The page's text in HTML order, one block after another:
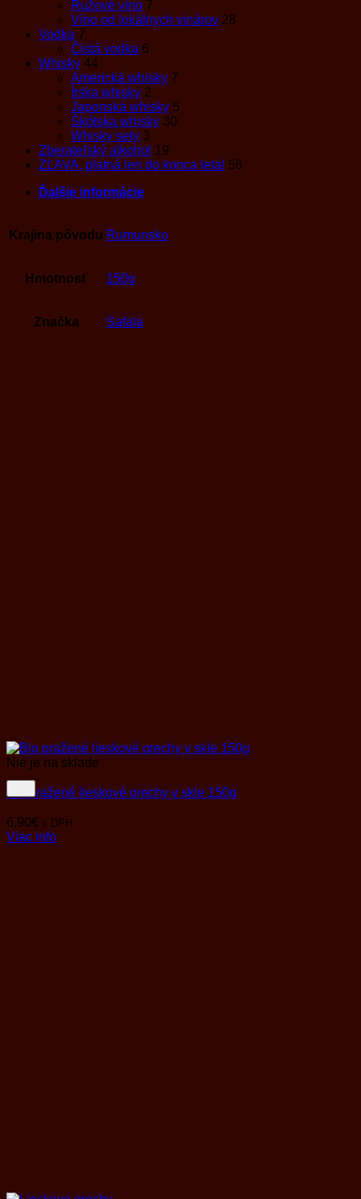
Ružové víno 7
Víno od lokálnych vinárov 28
Vodka 7
Čistá vodka 6
Whisky 44
Americká whisky 7
Írska whisky 2
Japonská whisky 5
Škótska whisky 30
Whisky sety 3
Zberateľský alkohol 19
ZĽAVA, platná len do konca leta! 56
Ďalšie informácie
Krajina pôvodu Rumunsko
Hmotnosť 150g
Značka Safala
Nie je na sklade
Bio pražené lieskové orechy v skle 150g
6,90€ s DPH
Viac info